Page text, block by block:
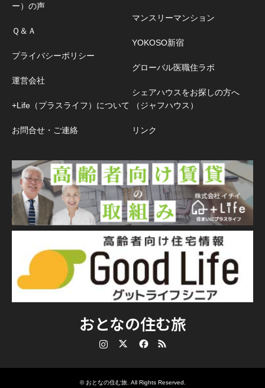
ー）の声
Ｑ＆Ａ
プライバシーポリシー
運営会社
+Life（プラスライフ）について
お問合せ・ご連絡
マンスリーマンション
YOKOSO新宿
グローバル医職住ラボ
シェアハウスをお探しの方へ
（ジャフハウス）
リンク
おとなの住む旅
RSS
© おとなの住む旅. All Rights Reserved.